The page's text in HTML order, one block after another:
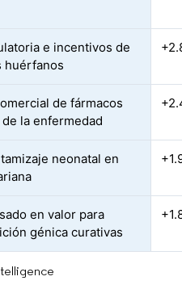
e incentivos de
huérfanos
de fármacos
la enfermedad
neonatal en
en valor para
génica curativas